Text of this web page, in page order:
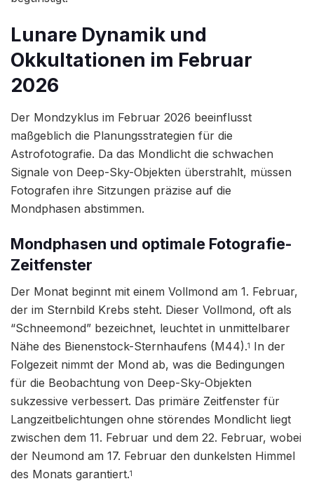
Lunare Dynamik und
Okkultationen im Februar
2026
Der Mondzyklus im Februar 2026 beeinflusst
maßgeblich die Planungsstrategien für die
Astrofotografie. Da das Mondlicht die schwachen
Signale von Deep-Sky-Objekten überstrahlt, müssen
Fotografen ihre Sitzungen präzise auf die
Mondphasen abstimmen.
Mondphasen und optimale Fotografie-
Zeitfenster
Der Monat beginnt mit einem Vollmond am 1. Februar,
der im Sternbild Krebs steht. Dieser Vollmond, oft als
“Schneemond” bezeichnet, leuchtet in unmittelbarer
Nähe des Bienenstock-Sternhaufens (M44).1 In der
Folgezeit nimmt der Mond ab, was die Bedingungen
für die Beobachtung von Deep-Sky-Objekten
sukzessive verbessert. Das primäre Zeitfenster für
Langzeitbelichtungen ohne störendes Mondlicht liegt
zwischen dem 11. Februar und dem 22. Februar, wobei
der Neumond am 17. Februar den dunkelsten Himmel
des Monats garantiert.1